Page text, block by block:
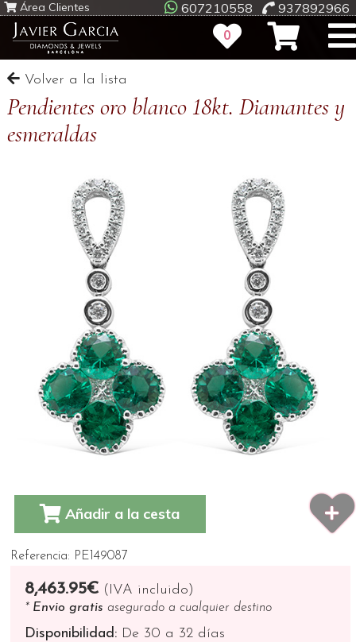
0
607210558 937892966
Área Clientes
Volver a la lista
Pendientes oro blanco 18kt. Diamantes y
esmeraldas
Añadir a la cesta
Referencia: PE149087
8,463.95€ (IVA incluido)
* Envio gratis asegurado a cualquier destino
Disponibilidad: De 30 a 32 días